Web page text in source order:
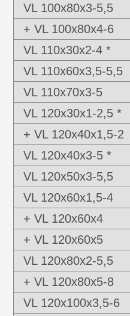
VL 100x80x3-5,5
+ VL 100x80x4-6
VL 110x30x2-4 *
VL 110x60x3,5-5,5
VL 110x70x3-5
VL 120x30x1-2,5 *
+ VL 120x40x1,5-2
VL 120x40x3-5 *
VL 120x50x3-5,5
VL 120x60x1,5-4
+ VL 120x60x4
+ VL 120x60x5
VL 120x80x2-5,5
+ VL 120x80x5-8
VL 120x100x3,5-6